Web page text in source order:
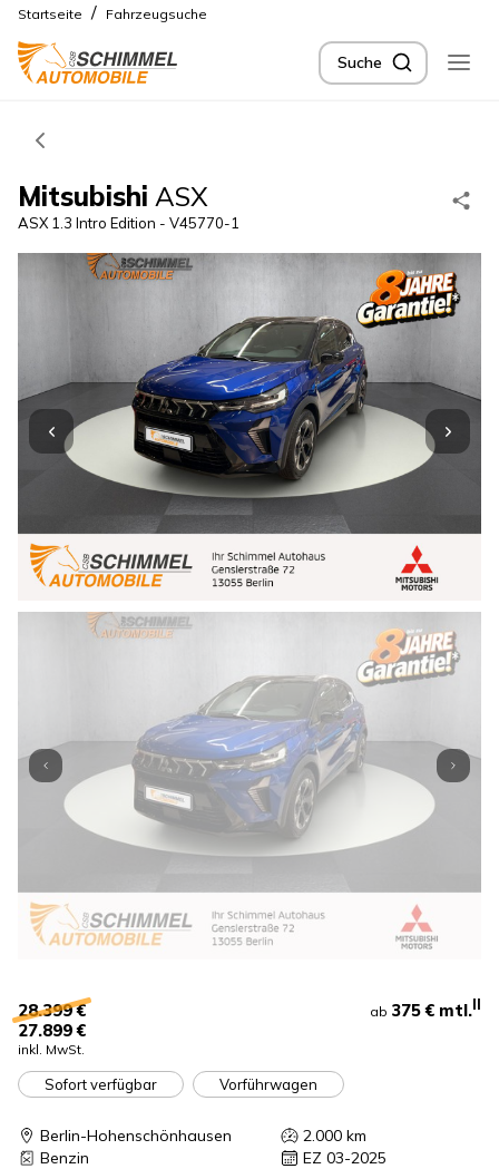
Startseite / Fahrzeugsuche
Suche
Mitsubishi ASX
ASX 1.3 Intro Edition - V45770-1
28.399 €
27.899 €
inkl. MwSt.
ab 375 € mtl.II
Sofort verfügbar Vorführwagen
Berlin-Hohenschönhausen 2.000km
Benzin
EZ 03-2025